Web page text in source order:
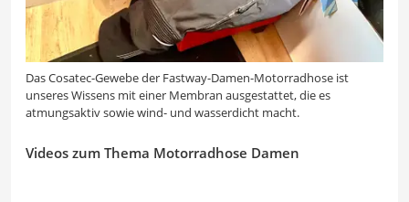
Das Cosatec-Gewebe der Fastway-Damen-Motorradhose ist
unseres Wissens mit einer Membran ausgestattet, die es
atmungsaktiv sowie wind- und wasserdicht macht.
Videos zum Thema Motorradhose Damen